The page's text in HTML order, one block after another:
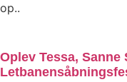
op..
Oplev Tessa,